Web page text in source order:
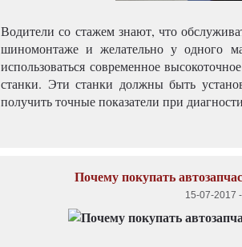
Водители со стажем знают, что
шиномонтаже и желательно у одного
использоваться современное
станки. Эти станки должны быть
получить точные показатели при
Почему покупать
15-07-2017 -